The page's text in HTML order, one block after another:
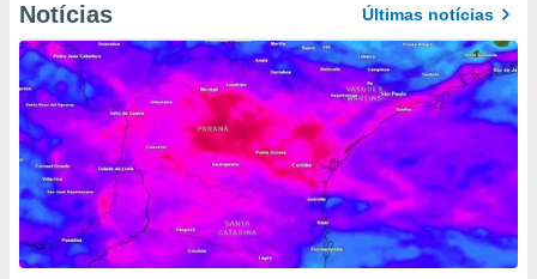
Notícias Últimas notícias